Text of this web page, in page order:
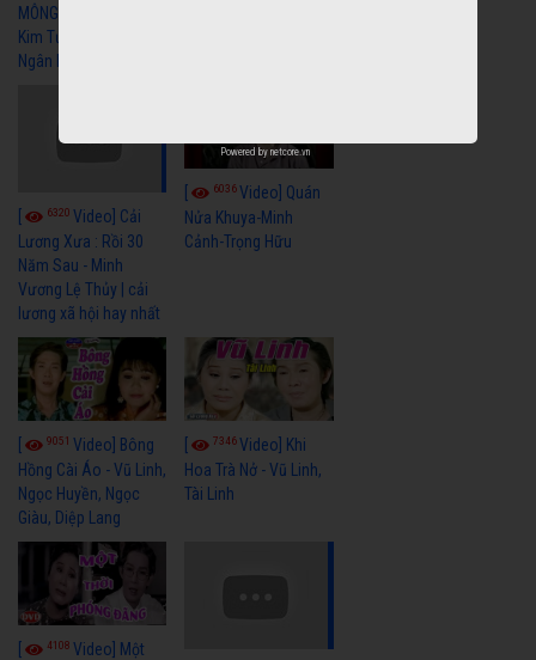
MÔNG " Cải Lương
Kim Tử Long, Thanh
Ngân Hay Nhất
6320 Video] Cải
Lương Xưa : Rồi 30
Năm Sau - Minh
Vương Lệ Thủy | cải
lương xã hội hay nhất
6036Video] Quán
Nửa Khuya-Minh
Cảnh-Trọng Hữu
9051 Video] Bông
Hồng Cài Áo - Vũ Linh,
Ngọc Huyền, Ngọc
Giàu, Diệp Lang
7346Video] Khi
Hoa Trà Nở - Vũ Linh,
Tài Linh
4108 Video] Một
Powered by netcore.vn